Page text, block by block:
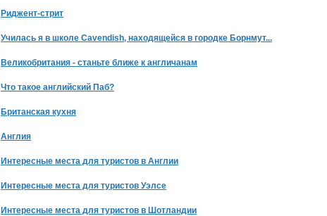
Риджент-стрит
Училась я в школе Cavendish, находящейся в городке Борнмут...
Великобритания - станьте ближе к англичанам
Что такое английский Паб?
Британская кухня
Англия
Интересные места для туристов в Англии
Интересные места для туристов Уэлсе
Интересные места для туристов в Шотландии